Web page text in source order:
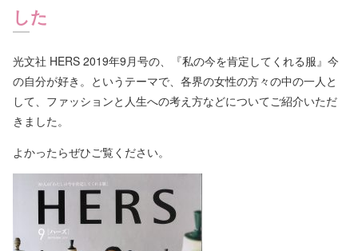
した
光文社 HERS 2019年9月号の、『私の今を肯定してくれる服』今
の自分が好き。というテーマで、各界の女性の方々の中の一人と
して、ファッションと人生への考え方などについてご紹介いただ
きました。
よかったらぜひご覧ください。